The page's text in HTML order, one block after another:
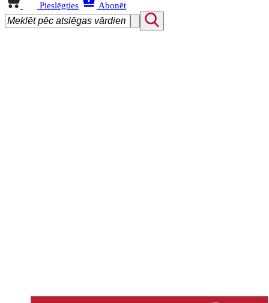
Pieslēgties Abonēt